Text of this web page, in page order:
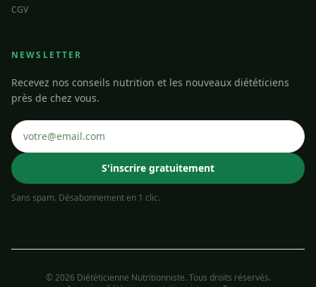
CGV
NEWSLETTER
Recevez nos conseils nutrition et les nouveaux diététiciens
près de chez vous.
S'inscrire gratuitement
Sans spam. Désabonnement en 1 clic.
© 2026 Diététicienne Nutritionniste. Tous droits réservés.